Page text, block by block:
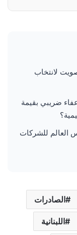
لانتخاب
ضريبي بقيمة
العالم للشركات
الصادرات
اللبنانية